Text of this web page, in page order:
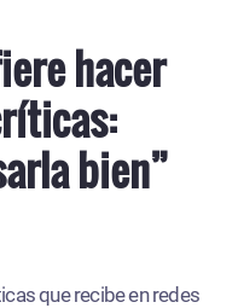
hacer
bien”
que recibe en redes